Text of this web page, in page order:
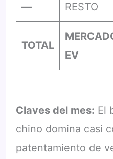
— RESTO
TOTAL
EV
Claves del mes: El
chino domina casi
patentamiento de